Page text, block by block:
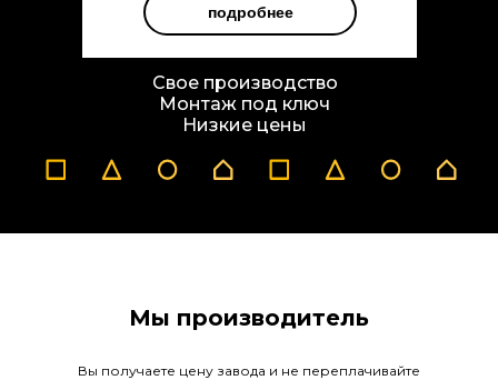
Свое производство
Монтаж под ключ
Низкие цены
подробнее
Мы производитель
Вы получаете цену завода и не переплачивайте